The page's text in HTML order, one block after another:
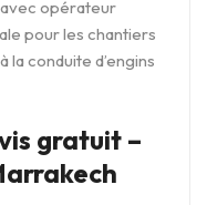
opérateur
pour les chantiers
la conduite d’engins
gratuit –